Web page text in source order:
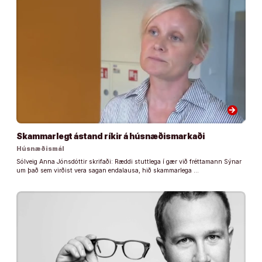
arrow_forward
Skammarlegt ástand ríkir á húsnæðismarkaði
Húsnæðismál
Sólveig Anna Jónsdóttir skrifaði: Ræddi stuttlega í gær við fréttamann Sýnar
um það sem virðist vera sagan endalausa, hið skammarlega …